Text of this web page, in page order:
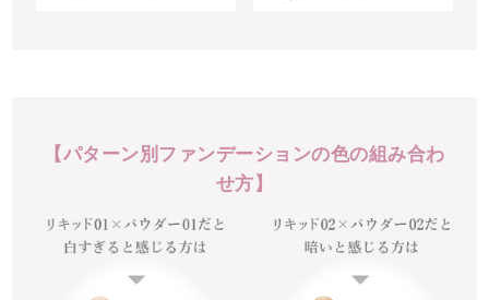
【パターン別ファンデーションの色の組み合わ
せ方】